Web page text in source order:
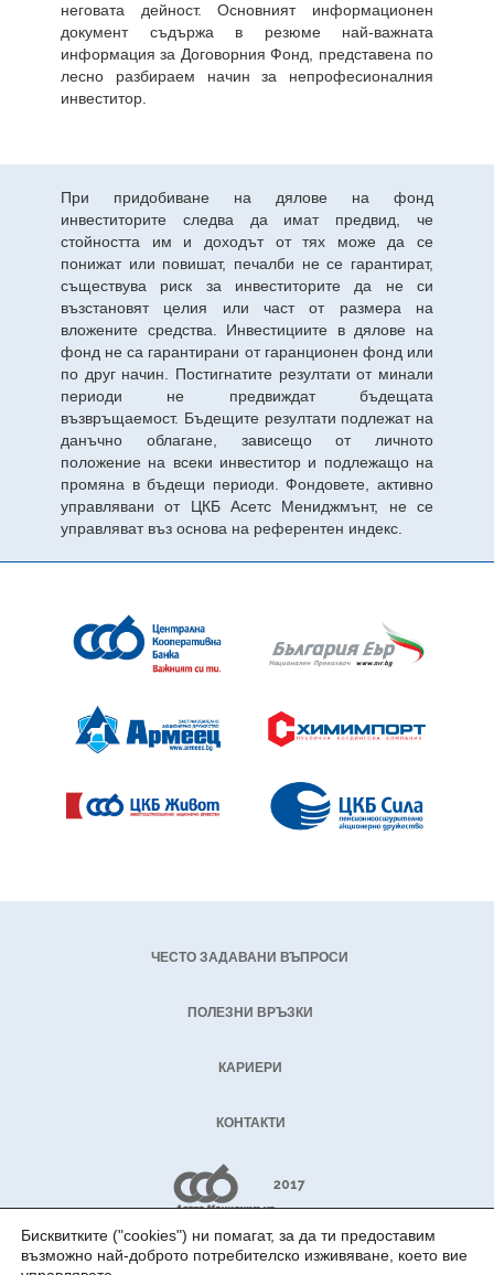
неговата дейност. Основният информационен
документ съдържа в резюме най-важната
информация за Договорния Фонд, представена по
лесно разбираем начин за непрофесионалния
инвеститор.
При придобиване на дялове на фонд
инвеститорите следва да имат предвид, че
стойността им и доходът от тях може да се
понижат или повишат, печалби не се гарантират,
съществува риск за инвеститорите да не си
възстановят целия или част от размера на
вложените средства. Инвестициите в дялове на
фонд не са гарантирани от гаранционен фонд или
по друг начин. Постигнатите резултати от минали
периоди не предвиждат бъдещата
възвръщаемост. Бъдещите резултати подлежат на
данъчно облагане, зависещо от личното
положение на всеки инвеститор и подлежащо на
промяна в бъдещи периоди. Фондовете, активно
управлявани от ЦКБ Асетс Мениджмънт, не се
управляват въз основа на референтен индекс.
ЧЕСТО ЗАДАВАНИ ВЪПРОСИ
ПОЛЕЗНИ ВРЪЗКИ
КАРИЕРИ
КОНТАКТИ
Бисквитките ("cookies") ни помагат, за да ти предоставим
възможно най-доброто потребителско изживяване, което вие